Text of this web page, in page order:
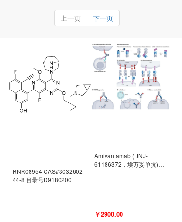
靶点药理机制的金标准化学探
针。
上一页 下一页
RNK08954 CAS#3032602-
44-8 目录号D9180200
Amivantamab ( JNJ-
61186372，埃万妥单抗)
￥2900.00